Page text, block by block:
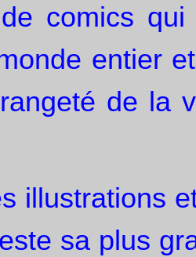
comics qui
entier
de la
illustrations
sa plus